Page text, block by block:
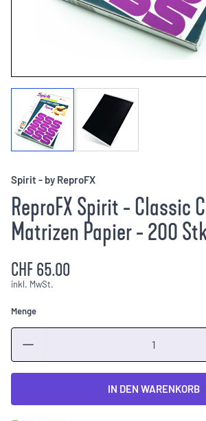
Spirit - by ReproFX
ReproFX Spirit - Classic
Matrizen Papier - 200
CHF 65.00
inkl. MwSt.
Menge
IN DEN WARENKORB